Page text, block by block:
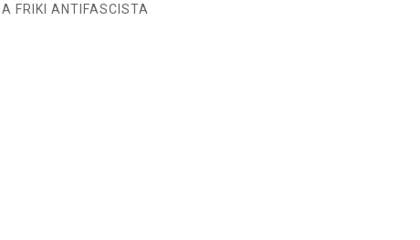
de Hierro
FRIKI ANTIFASCISTA